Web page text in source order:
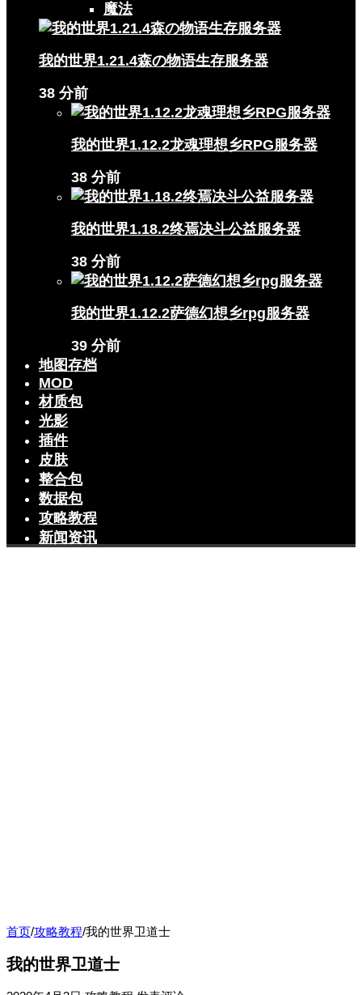
魔法
我的世界1.21.4森の物语生存服务器
38 分前
我的世界1.12.2龙魂理想乡RPG服务器
38 分前
我的世界1.18.2终焉决斗公益服务器
38 分前
我的世界1.12.2萨德幻想乡rpg服务器
39 分前
地图存档
MOD
材质包
光影
插件
皮肤
整合包
数据包
攻略教程
新闻资讯
首页/攻略教程/我的世界卫道士
我的世界卫道士